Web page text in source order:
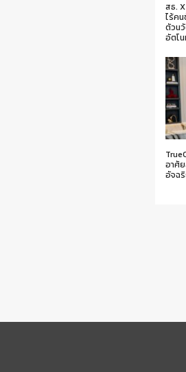
สธ.
ไร้ค
ตัวน
อัตโ
อาศั
อัจฉ